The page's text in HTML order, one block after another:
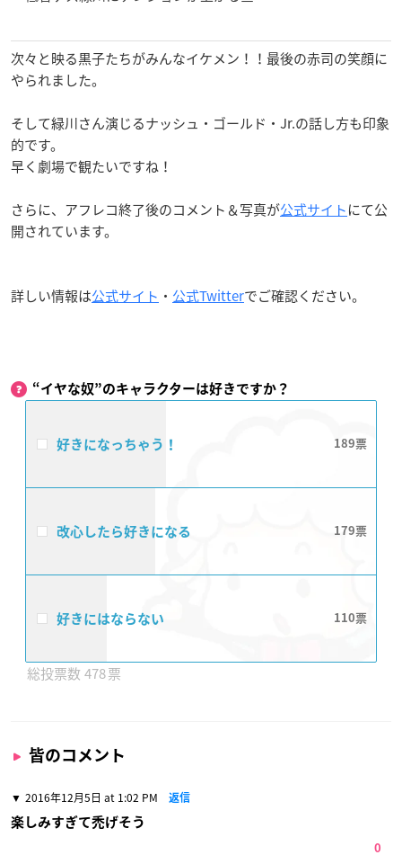
次々と映る黒子たちがみんなイケメン！！最後の赤司の笑顔に
やられました。
そして緑川さん演じるナッシュ・ゴールド・Jr.の話し方も印象
的です。
早く劇場で観たいですね！
さらに、アフレコ終了後のコメント＆写真が公式サイトにて公
開されています。
詳しい情報は公式サイト ・ 公式Twitterでご確認ください。
“イヤな奴”のキャラクターは好きですか？
好きになっちゃう！ 189
改心したら好きになる 179
好きにはならない 110
478
皆のコメント
2016年12月5日 at 1:02 PM 返信
楽しみすぎて禿げそう
0